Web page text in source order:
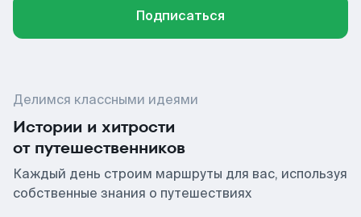
Подписаться
Делимся классными идеями
Истории и хитрости
от путешественников
Каждый день строим маршруты для вас, используя
собственные знания о путешествиях